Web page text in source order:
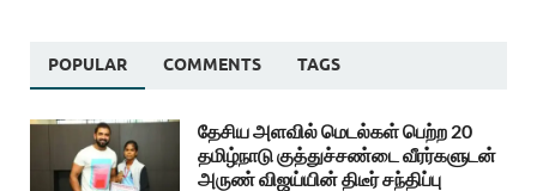
POPULAR COMMENTS TAGS
தேசிய அளவில் மெடல்கள் பெற்ற 20
தமிழ்நாடு குத்துச்சண்டை வீரர்களுடன்
அருண் விஜய்யின் திடீர் சந்திப்பு